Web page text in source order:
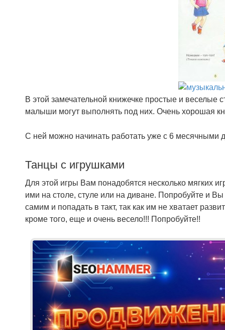
В этой замечательной книжечке простые и
малыши могут выполнять под них. Очень хорошая
С ней можно начинать работать уже с 6 месячными
Танцы с игрушками
Для этой игры Вам понадобятся несколько мягких
ими на столе, стуле или на диване. Попробуйте и
самим и попадать в такт, так как им не хватает
кроме того, еще и очень весело!!! Попробуйте!!